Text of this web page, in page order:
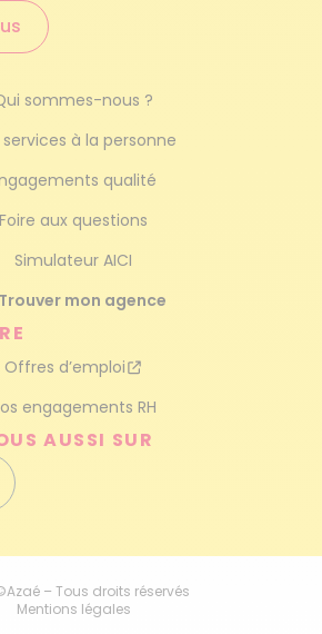
sommes-nous ?
services à la personne
qualité
Foire aux questions
Simulateur AICI
Trouver mon agence
Offres d’emploi
engagements RH
AUSSI SUR
– Tous droits réservés
Mentions légales